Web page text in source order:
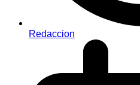
Redaccion